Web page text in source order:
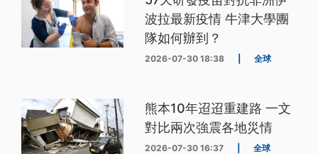
波拉最新疫情 牛津大學團
隊如何辦到？
2026-07-30 18:38 全球
熊本10年迢迢重建路 一文
對比兩次強震各地災情
2026-07-30 16:37 全球